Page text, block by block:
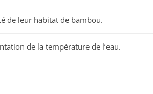
de leur habitat de bambou.
de la température de l’eau.